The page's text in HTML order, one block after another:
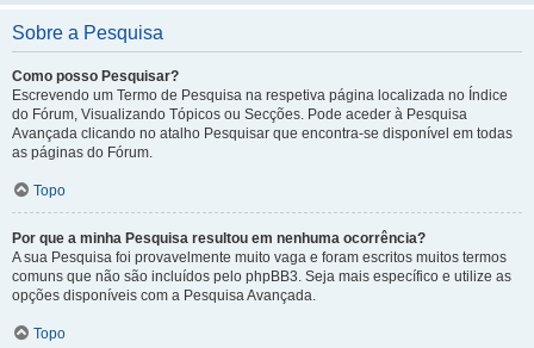
Sobre a Pesquisa
Como posso Pesquisar?
Escrevendo um Termo de Pesquisa na respetiva página localizada no Índice
do Fórum, Visualizando Tópicos ou Secções. Pode aceder à Pesquisa
Avançada clicando no atalho Pesquisar que encontra-se disponível em todas
as páginas do Fórum.
Topo
Por que a minha Pesquisa resultou em nenhuma ocorrência?
A sua Pesquisa foi provavelmente muito vaga e foram escritos muitos termos
comuns que não são incluídos pelo phpBB3. Seja mais específico e utilize as
opções disponíveis com a Pesquisa Avançada.
Topo